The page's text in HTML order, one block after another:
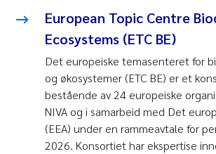
European Topic Centre
Ecosystems (ETC BE)
Det europeiske temasenteret for
og økosystemer (ETC BE) er et
bestående av 24 europeiske
NIVA og i samarbeid med Det
(EEA) under en rammeavtale for
2026. Konsortiet har ekspertise